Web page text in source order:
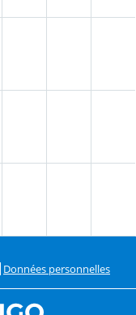
Données personnelles